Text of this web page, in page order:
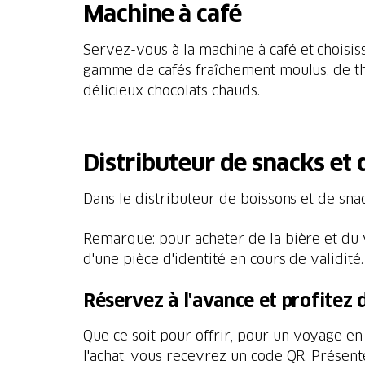
Machine à café
Servez-vous à la machine à café et
gamme de cafés fraîchement moulus, de
délicieux chocolats chauds.
Distributeur de snacks et
Dans le distributeur de boissons et de
Remarque: pour acheter de la bière et
d'une pièce d'identité en cours de validité.
Réservez à l'avance et profitez
Que ce soit pour offrir, pour un voyage
l'achat, vous recevrez un code QR.